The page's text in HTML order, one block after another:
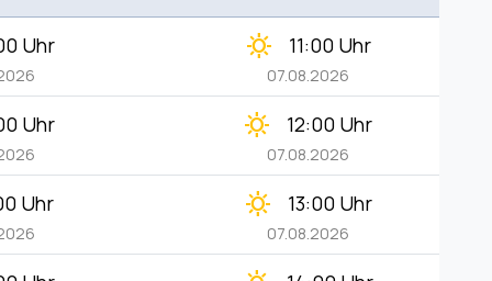
Uhr clear_day 11:00 Uhr
07.08.2026
Uhr clear_day 12:00 Uhr
07.08.2026
Uhr clear_day 13:00 Uhr
07.08.2026